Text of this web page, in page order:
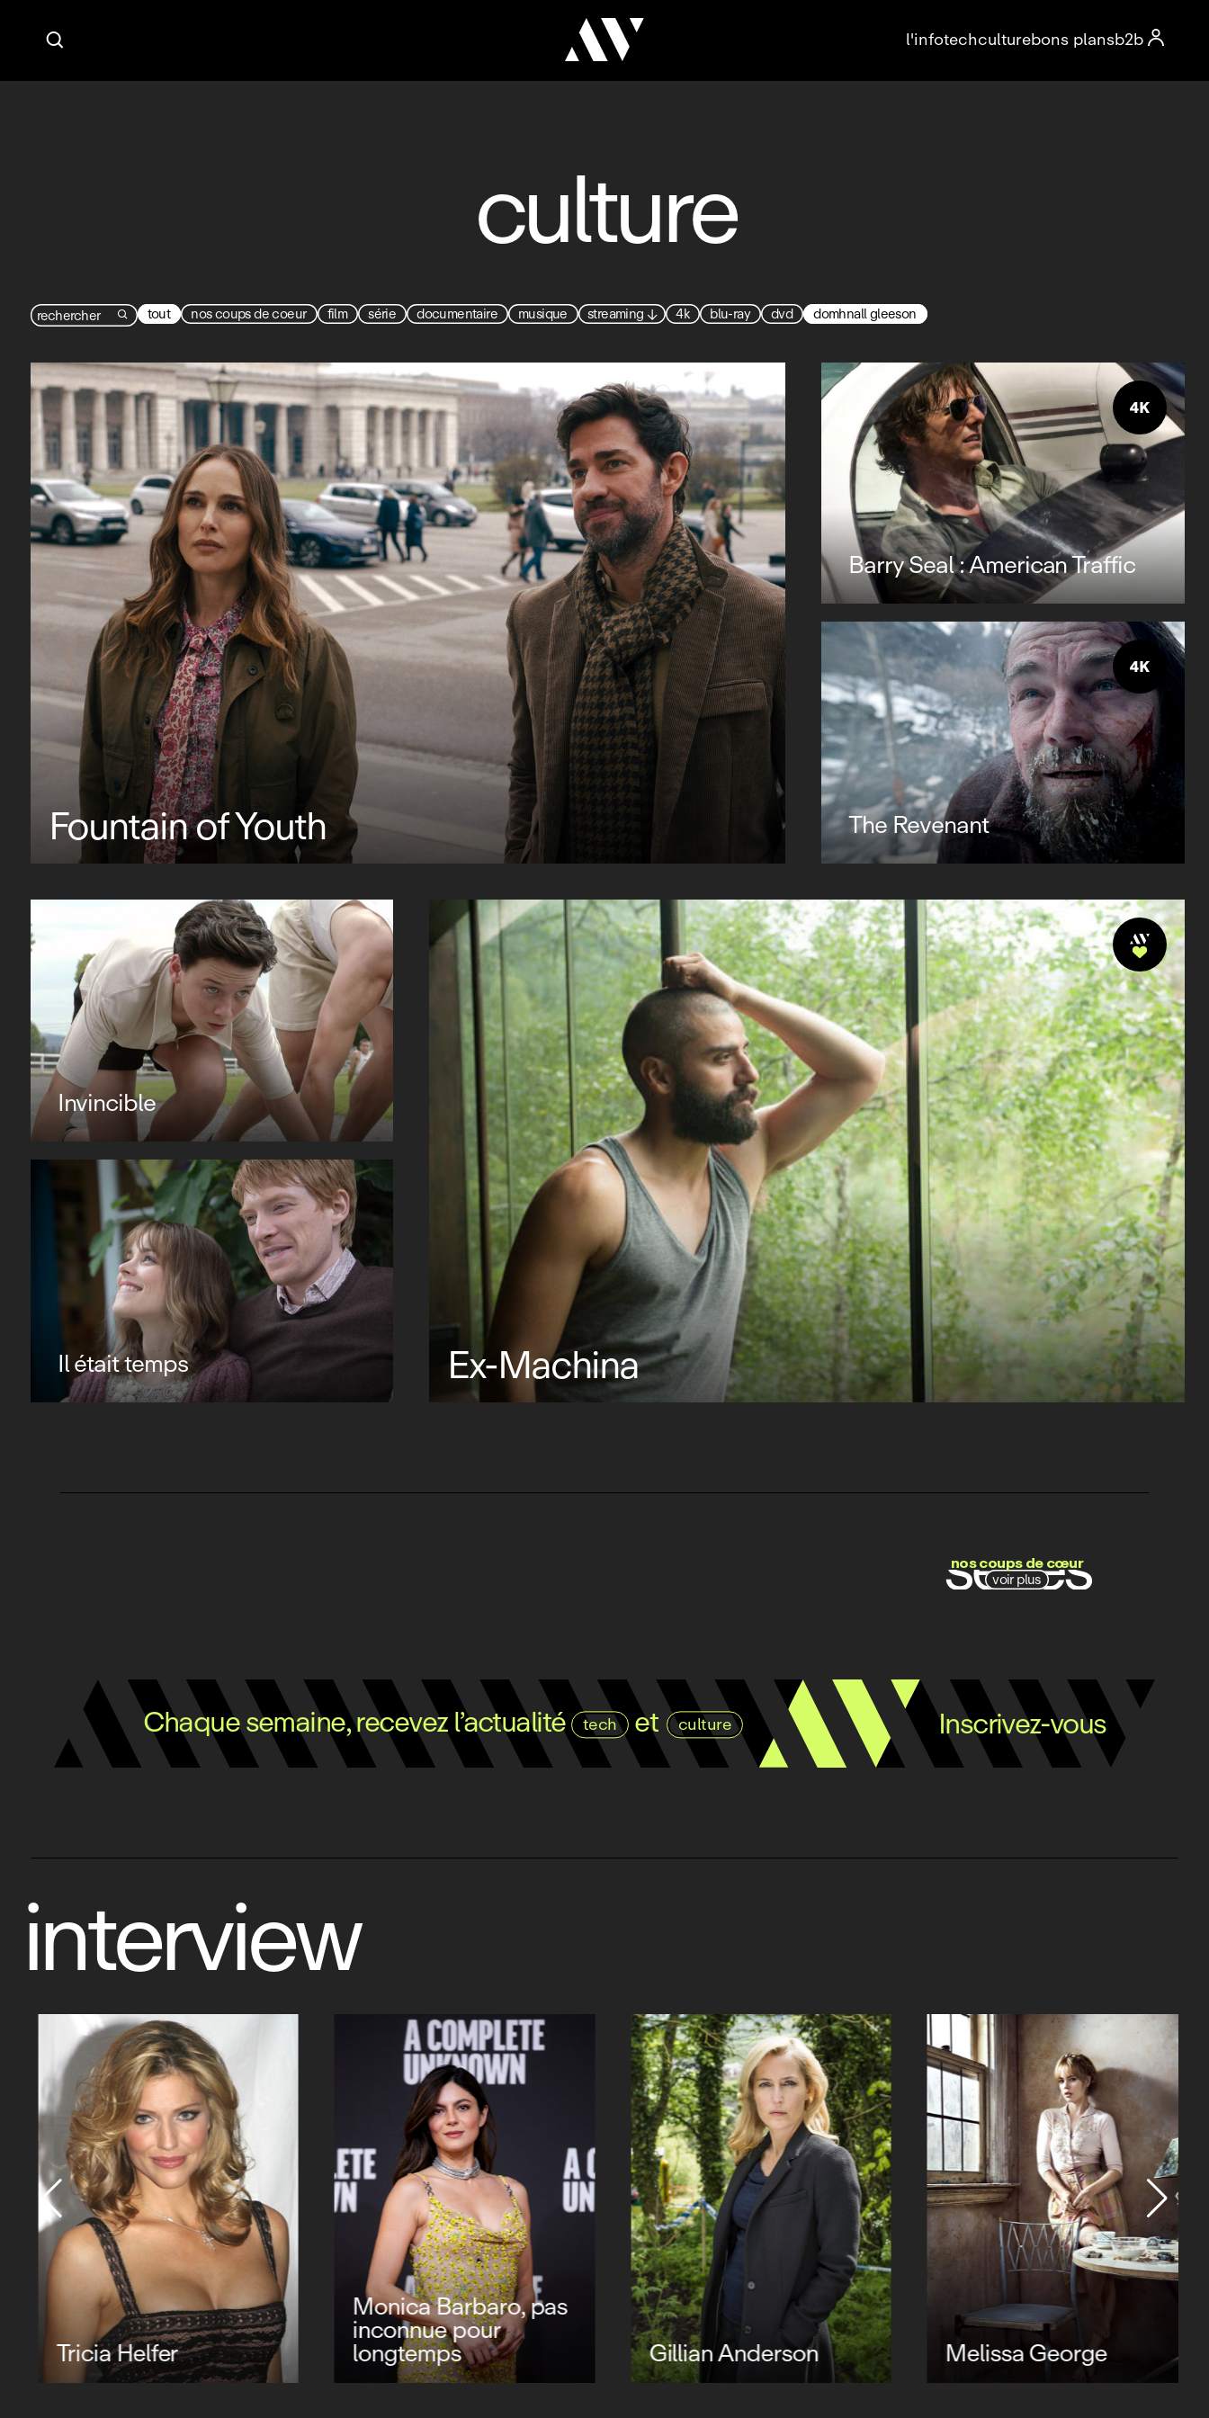

 l'infotechculturebons plansb2b
culture
 tout nos coups de coeur film série documentaire musique streaming↓ 4k blu-ray dvd domhnall gleeson
Fountain of Youth
Barry Seal : American Traffic
The Revenant
Ex-Machina
Invincible
Il était temps
nos coups de cœur
séries
voir plus
Chaque semaine, recevez l’actualité tech et culture Inscrivez-vous
interview
Tricia Helfer
Monica Barbaro, pas
inconnue pour
longtemps Gillian Anderson Melissa George